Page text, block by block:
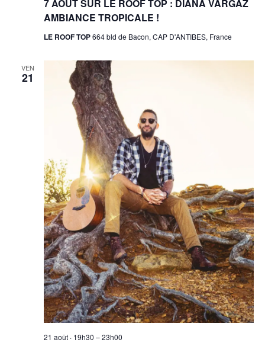
7 AOUT SUR LE ROOF TOP : DIANA VARGAZ
AMBIANCE TROPICALE !
LE ROOF TOP664 bld de Bacon, CAP D'ANTIBES, France
VEN
21
21 août · 19h30 –23h00